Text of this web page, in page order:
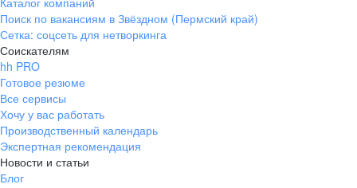
Поиск по вакансиям в Звёздном (Пермский край)
Сетка: соцсеть для нетворкинга
Соискателям
hh PRO
Готовое резюме
Все сервисы
Хочу у вас работать
Производственный календарь
Экспертная рекомендация
Новости и статьи
Блог